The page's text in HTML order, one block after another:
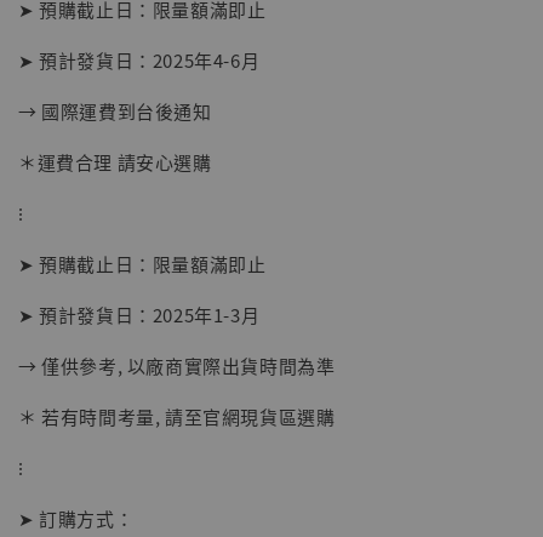
摩 [7STARS Studio]
NT$ 1,500
➤ 預購截止日：限量額滿即止
➤ 預計發貨日：2025年4-6月
→ 國際運費到台後通知
＊運費合理 請安心選購
⁝
➤ 預購截止日：限量額滿即止
➤ 預計發貨日：2025年1-3月
→ 僅供參考, 以廠商實際出貨時間為準
＊ 若有時間考量, 請至官網現貨區選購
⁝
➤ 訂購方式：